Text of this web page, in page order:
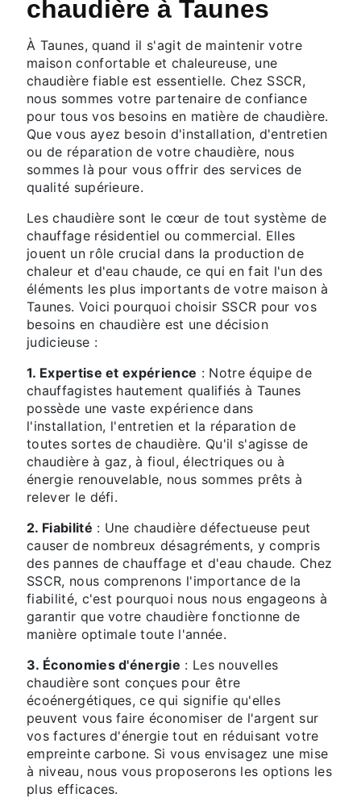
chaudière à Taunes
À Taunes, quand il s'agit de maintenir votre
maison confortable et chaleureuse, une
chaudière fiable est essentielle. Chez SSCR,
nous sommes votre partenaire de confiance
pour tous vos besoins en matière de chaudière.
Que vous ayez besoin d'installation, d'entretien
ou de réparation de votre chaudière, nous
sommes là pour vous offrir des services de
qualité supérieure.
Les chaudière sont le cœur de tout système de
chauffage résidentiel ou commercial. Elles
jouent un rôle crucial dans la production de
chaleur et d'eau chaude, ce qui en fait l'un des
éléments les plus importants de votre maison à
Taunes. Voici pourquoi choisir SSCR pour vos
besoins en chaudière est une décision
judicieuse :
1. Expertise et expérience : Notre équipe de
chauffagistes hautement qualifiés à Taunes
possède une vaste expérience dans
l'installation, l'entretien et la réparation de
toutes sortes de chaudière. Qu'il s'agisse de
chaudière à gaz, à fioul, électriques ou à
énergie renouvelable, nous sommes prêts à
relever le défi.
2. Fiabilité : Une chaudière défectueuse peut
causer de nombreux désagréments, y compris
des pannes de chauffage et d'eau chaude. Chez
SSCR, nous comprenons l'importance de la
fiabilité, c'est pourquoi nous nous engageons à
garantir que votre chaudière fonctionne de
manière optimale toute l'année.
3. Économies d'énergie : Les nouvelles
chaudière sont conçues pour être
écoénergétiques, ce qui signifie qu'elles
peuvent vous faire économiser de l'argent sur
vos factures d'énergie tout en réduisant votre
empreinte carbone. Si vous envisagez une mise
à niveau, nous vous proposerons les options les
plus efficaces.